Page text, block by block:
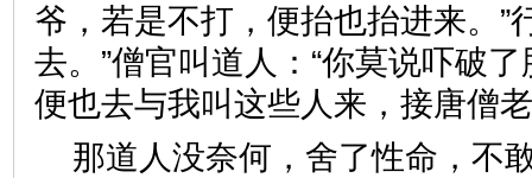
爷，若是不打，便抬也抬进来。”
去。”僧官叫道人：“你莫说吓破
便也去与我叫这些人来，接唐
那道人没奈何，舍了性命，不